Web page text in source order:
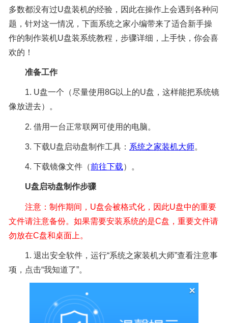
多数都没有过U盘装机的经验，因此在操作上会遇到各种问
题，针对这一情况，下面系统之家小编带来了适合新手操
作的制作装机U盘装系统教程，步骤详细，上手快，你会喜
欢的！
准备工作
1. U盘一个（尽量使用8G以上的U盘，这样能把系统镜
像放进去）。
2. 借用一台正常联网可使用的电脑。
3. 下载U盘启动盘制作工具： 系统之家装机大师。
4. 下载镜像文件（前往下载）。
U盘启动盘制作步骤
注意：制作期间，U盘会被格式化，因此U盘中的重要
文件请注意备份。如果需要安装系统的是C盘，重要文件请
勿放在C盘和桌面上。
1. 退出安全软件，运行“系统之家装机大师”查看注意事
项，点击“我知道了”。